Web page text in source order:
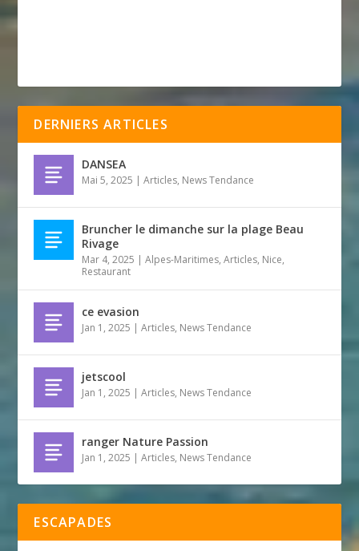
DERNIERS ARTICLES
DANSEA
Mai 5, 2025 |Articles, News Tendance
Bruncher le dimanche sur la plage Beau
Rivage
Mar 4, 2025 |Alpes-Maritimes,Articles, Nice,
Restaurant
ce evasion
Jan 1, 2025 |Articles, News Tendance
jetscool
Jan 1, 2025 |Articles, News Tendance
ranger Nature Passion
Jan 1, 2025 |Articles, News Tendance
ESCAPADES